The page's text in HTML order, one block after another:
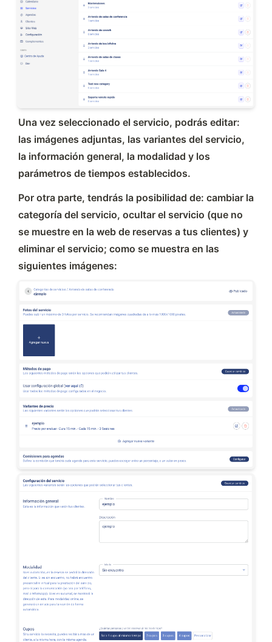
Una vez seleccionado el servicio, podrás editar:
las imágenes adjuntas, las variantes del servicio,
la información general, la modalidad y los
parámetros de tiempos establecidos.
Por otra parte, tendrás la posibilidad de: cambiar la
categoría del servicio, ocultar el servicio (que no
se muestre en la web de reservas a tus clientes) y
eliminar el servicio; como se muestra en las
siguientes imágenes: